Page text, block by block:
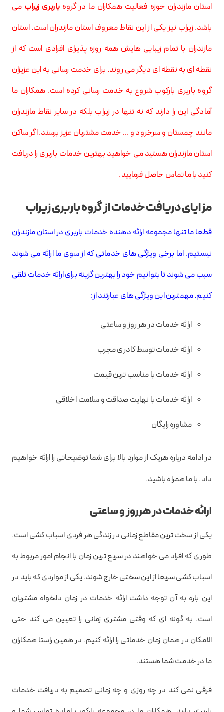
استان مازندران حوزه فعالیت همکاران ما در گروهباربری زیراب می
باشد. زیراب نیز یکی از این نقاط معروف استان مازندران است. استان
مازندران با تمام زیبایی هایش همه روزه پذیرای افرادی است که از
نقطه ای به نقطه ای دیگر می روند. برای خدمت رسانی به این عزیزان
گروه باربری بارکوب شروع به خدمت رسانی کرده است. همکاران ما
آمادگی این را دارند که نه تنها در زیراب بلکه در سایر نقاط مازندران
مانند چمستان و سرخرود و … خدمت مشتریان عزیز برسند. اگر ساکن
استان مازندران هستید می خواهید بهترین خدمات باربری را دریافت
کنید با ما تماس حاصل فرمایید.
مزایای دریافت خدمات از گروه باربری زیراب
قطعا ما تنها مجموعه ارائه دهنده خدمات باربری در استان مازندران
نیستیم. اما برخی ویژگی های خدماتی که از سوی ما ارائه می شوند
سبب می شوند تا بتوانیم خود را بهترین گزینه برای ارائه خدمات تلقی
کنیم. مهمترین این ویژگی های عبارتند از:
ارائه خدمات در هر روز و ساعتی
ارائه خدمات توسط کادری مجرب
ارائه خدمات با مناسب ترین قیمت
ارائه خدمات با نهایت صداقت و سلامت اخلاقی
مشاوره رایگان
در ادامه درباره هریک از موارد بالا برای شما توضیحاتی را ارائه خواهیم
داد. با ما همراه باشید.
ارائه خدمات در هرروز و ساعتی
یکی از سخت ترین مقاطع زمانی در زندگی هر فردی اسباب کشی است.
طوری که افراد می خواهند در سریع ترین زمان با انجام امور مربوط به
اسباب کشی سریعا از این سختی خارج شوند. یکی از مواردی که باید در
این باره به آن توجه داشت ارائه خدمات در زمان دلخواه مشتریان
است. به گونه ای که وقتی مشتری زمانی را تعیین می کند حتی
الامکان در همان زمان خدماتی را ارائه کنیم. در همین راستا همکاران
ما در خدمت شما هستند.
فرقی نمی کند در چه روزی و چه زمانی تصمیم به دریافت خدمات